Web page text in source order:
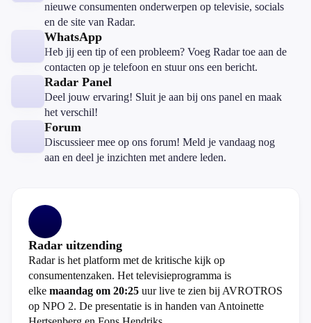
nieuwe consumenten onderwerpen op televisie, socials
en de site van Radar.
WhatsApp
Heb jij een tip of een probleem? Voeg Radar toe aan de
contacten op je telefoon en stuur ons een bericht.
Radar Panel
Deel jouw ervaring! Sluit je aan bij ons panel en maak
het verschil!
Forum
Discussieer mee op ons forum! Meld je vandaag nog
aan en deel je inzichten met andere leden.
Radar uitzending
Radar is het platform met de kritische kijk op
consumentenzaken. Het televisieprogramma is
elke maandag om 20:25 uur live te zien bij AVROTROS
op NPO 2. De presentatie is in handen van Antoinette